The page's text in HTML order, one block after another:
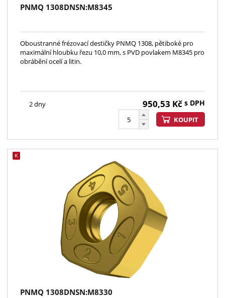
PNMQ 1308DNSN:M8345
Oboustranné frézovací destičky PNMQ 1308, pětiboké pro
maximální hloubku řezu 10,0 mm, s PVD povlakem M8345 pro
obrábění ocelí a litin.
2 dny 950,53 Kč s DPH
KOUPIT
PNMQ 1308DNSN:M8330